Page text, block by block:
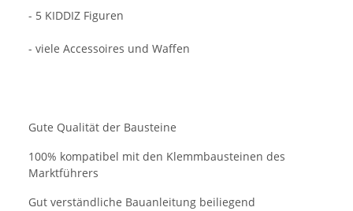
- 5 KIDDIZ Figuren
- viele Accessoires und Waffen
Gute Qualität der Bausteine
100% kompatibel mit den Klemmbausteinen des
Marktführers
Gut verständliche Bauanleitung beiliegend